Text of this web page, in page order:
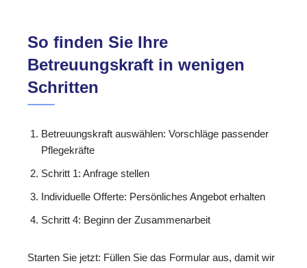
So finden Sie Ihre
Betreuungskraft in wenigen
Schritten
Betreuungskraft auswählen: Vorschläge passender
Pflegekräfte
Schritt 1: Anfrage stellen
Individuelle Offerte: Persönliches Angebot erhalten
Schritt 4: Beginn der Zusammenarbeit
Starten Sie jetzt: Füllen Sie das Formular aus, damit wir